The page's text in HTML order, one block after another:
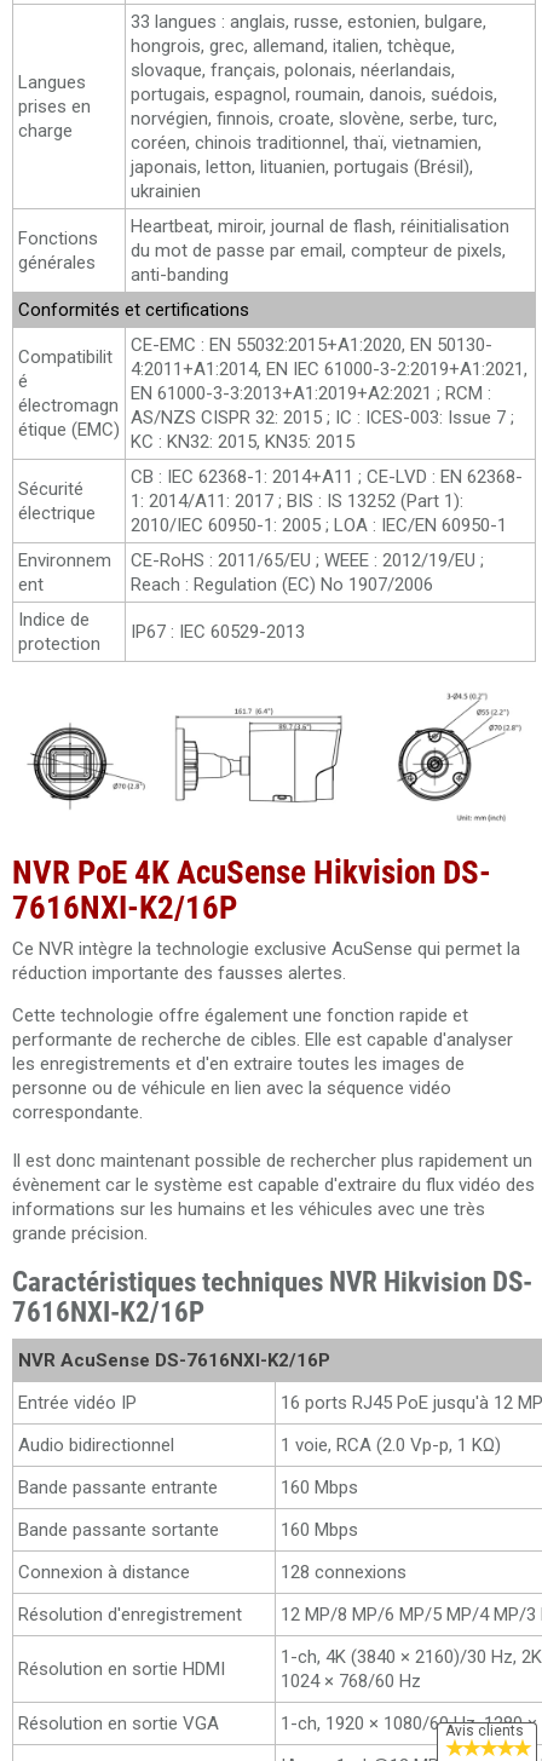
Langues
prises en
charge
33 langues : anglais, russe, estonien, bulgare,
hongrois, grec, allemand, italien, tchèque,
slovaque, français, polonais, néerlandais,
portugais, espagnol, roumain, danois, suédois,
norvégien, finnois, croate, slovène, serbe, turc,
coréen, chinois traditionnel, thaï, vietnamien,
japonais, letton, lituanien, portugais (Brésil),
ukrainien
Fonctions
générales
Heartbeat, miroir, journal de flash, réinitialisation
du mot de passe par email, compteur de pixels,
anti-banding
Conformités et certifications
Compatibilit
é
électromagn
étique (EMC)
CE-EMC : EN 55032:2015+A1:2020, EN 50130-
4:2011+A1:2014, EN IEC 61000-3-2:2019+A1:2021,
EN 61000-3-3:2013+A1:2019+A2:2021 ; RCM :
AS/NZS CISPR 32: 2015 ; IC : ICES-003: Issue 7 ;
KC : KN32: 2015, KN35: 2015
Sécurité
électrique
CB : IEC 62368-1: 2014+A11 ; CE-LVD : EN 62368-
1: 2014/A11: 2017 ; BIS : IS 13252 (Part 1):
2010/IEC 60950-1: 2005 ; LOA : IEC/EN 60950-1
Environnem
ent
CE-RoHS : 2011/65/EU ; WEEE : 2012/19/EU ;
Reach : Regulation (EC) No 1907/2006
Indice de
protection
IP67 : IEC 60529-2013
NVR PoE 4K AcuSense Hikvision DS-
7616NXI-K2/16P
Ce NVR intègre la technologie exclusive AcuSense qui permet la
réduction importante des fausses alertes.
Cette technologie offre également une fonction rapide et
performante de recherche de cibles. Elle est capable d'analyser
les enregistrements et d'en extraire toutes les images de
personne ou de véhicule en lien avec la séquence vidéo
correspondante.
Il est donc maintenant possible de rechercher plus rapidement un
évènement car le système est capable d'extraire du flux vidéo des
informations sur les humains et les véhicules avec une très
grande précision.
Caractéristiques techniques NVR Hikvision DS-
7616NXI-K2/16P
NVR AcuSense DS-7616NXI-K2/16P
Entrée vidéo IP
16 ports RJ45 PoE jusqu'à 12 MP
Audio bidirectionnel
1 voie, RCA (2.0 Vp-p, 1 KΩ)
Bande passante entrante
160 Mbps
Bande passante sortante
160 Mbps
Connexion à distance
128 connexions
Résolution d'enregistrement
12 MP/8 MP/6 MP/5 MP/4 MP/
Résolution en sortie HDMI
1-ch, 4K (3840 × 2160)/30 Hz,
1024 × 768/60 Hz
Résolution en sortie VGA
1-ch, 1920 × 1080/60 Hz, 1280
Avis clients
★★★★★